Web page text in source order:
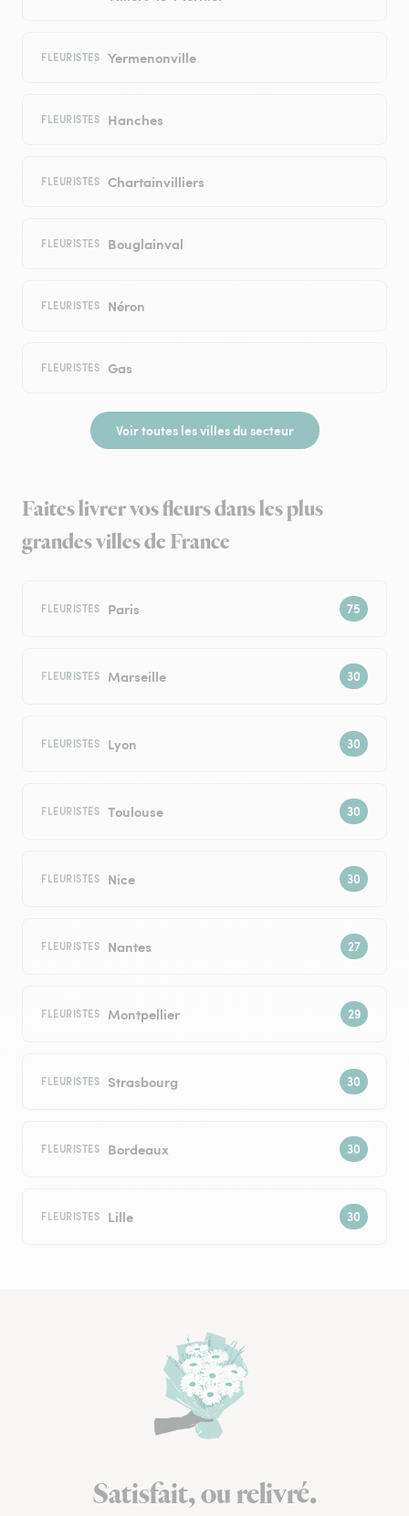
FLEURISTES Yermenonville
FLEURISTES Hanches
FLEURISTES Chartainvilliers
FLEURISTES Bouglainval
FLEURISTES Néron
FLEURISTES Gas
Voir toutes les villes du secteur
Faites livrer vos fleurs dans les plus
grandes villes de France
FLEURISTES Paris
FLEURISTES Marseille
FLEURISTES Lyon
FLEURISTES Toulouse
FLEURISTES Nice
FLEURISTES Nantes
FLEURISTES Montpellier
FLEURISTES Strasbourg
FLEURISTES Bordeaux
FLEURISTES Lille
Satisfait, ou relivré.